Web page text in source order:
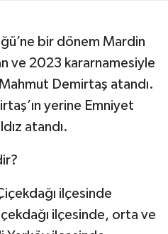
bir dönem Mardin
ve 2023 kararnamesiyle
Demirtaş atandı.
yerine Emniyet
atandı.
ilçesinde
ilçesinde, orta ve